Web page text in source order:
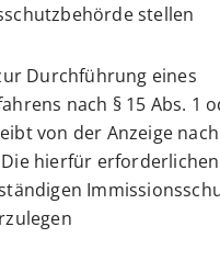
stellen.
Durchführung eines
nach § 15 Abs. 1
von der Anzeige
hierfür